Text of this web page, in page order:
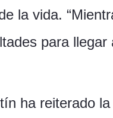
la vida.
para
ha reiterado